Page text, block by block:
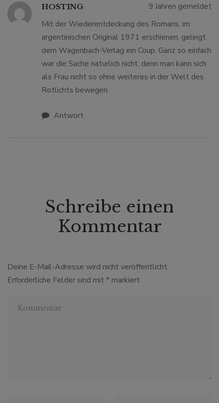
HOSTING 9 Jahren gemeldet
Mit der Wiederentdeckung des Romans, im
argentinischen Original 1971 erschienen, gelingt
dem Wagenbach-Verlag ein Coup. Ganz so einfach
war die Sache naturlich nicht, denn man kann sich
als Frau nicht so ohne weiteres in der Welt des
Rotlichts bewegen.
Antwort
Schreibe einen
Kommentar
Deine E-Mail-Adresse wird nicht veröffentlicht.
Erforderliche Felder sind mit * markiert